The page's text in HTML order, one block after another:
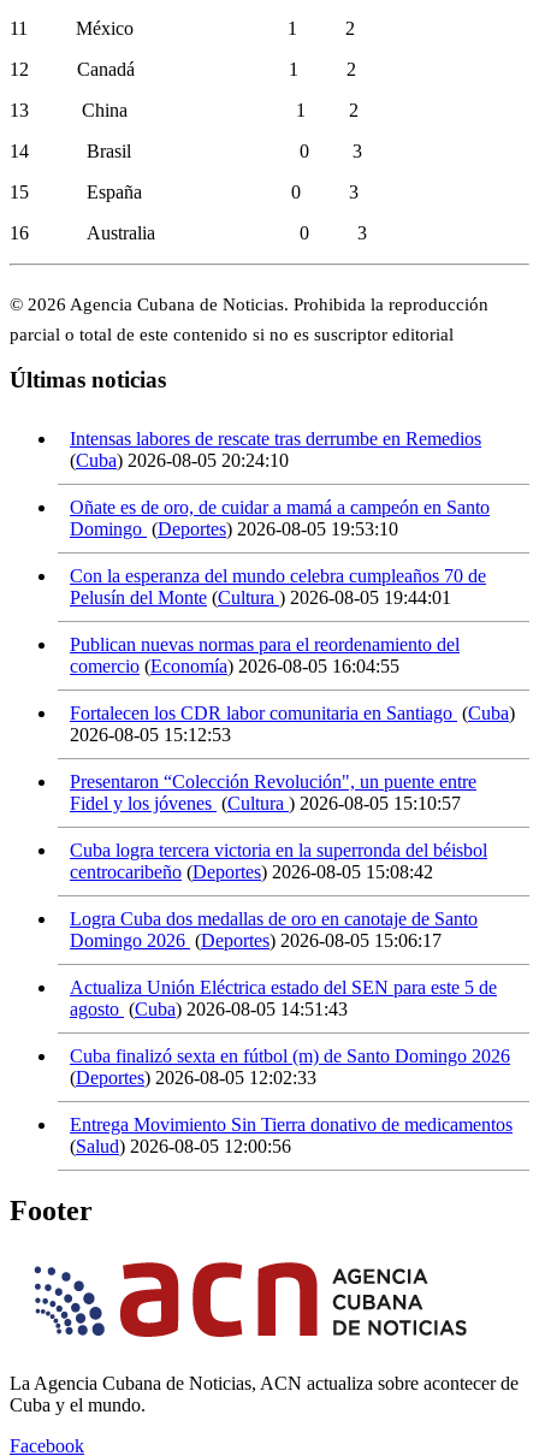
11 México 1 2
12 Canadá 1 2
13 China 1 2
14 Brasil 0 3
15 España 0 3
16 Australia 0 3
© 2026 Agencia Cubana de Noticias. Prohibida la reproducción
parcial o total de este contenido si no es suscriptor editorial
Últimas noticias
Intensas labores de rescate tras derrumbe en Remedios
(Cuba) 2026-08-05 20:24:10
Oñate es de oro, de cuidar a mamá a campeón en Santo
Domingo (Deportes) 2026-08-05 19:53:10
Con la esperanza del mundo celebra cumpleaños 70 de
Pelusín del Monte (Cultura ) 2026-08-05 19:44:01
Publican nuevas normas para el reordenamiento del
comercio (Economía) 2026-08-05 16:04:55
Fortalecen los CDR labor comunitaria en Santiago (Cuba)
2026-08-05 15:12:53
Presentaron “Colección Revolución", un puente entre
Fidel y los jóvenes (Cultura ) 2026-08-05 15:10:57
Cuba logra tercera victoria en la superronda del béisbol
centrocaribeño (Deportes) 2026-08-05 15:08:42
Logra Cuba dos medallas de oro en canotaje de Santo
Domingo 2026 (Deportes) 2026-08-05 15:06:17
Actualiza Unión Eléctrica estado del SEN para este 5 de
agosto (Cuba) 2026-08-05 14:51:43
Cuba finalizó sexta en fútbol (m) de Santo Domingo 2026
(Deportes) 2026-08-05 12:02:33
Entrega Movimiento Sin Tierra donativo de medicamentos
(Salud) 2026-08-05 12:00:56
Footer
La Agencia Cubana de Noticias, ACN actualiza sobre acontecer de
Cuba y el mundo.
Facebook